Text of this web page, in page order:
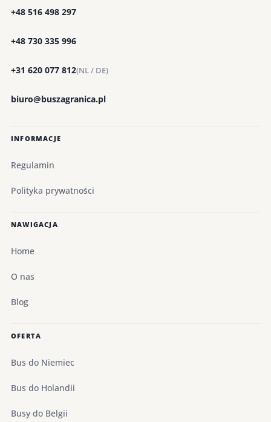
+48 516 498 297
+48 730 335 996
+31 620 077 812(NL / DE)
biuro@buszagranica.pl
INFORMACJE
Regulamin
Polityka prywatności
NAWIGACJA
Home
O nas
Blog
OFERTA
Bus do Niemiec
Bus do Holandii
Busy do Belgii